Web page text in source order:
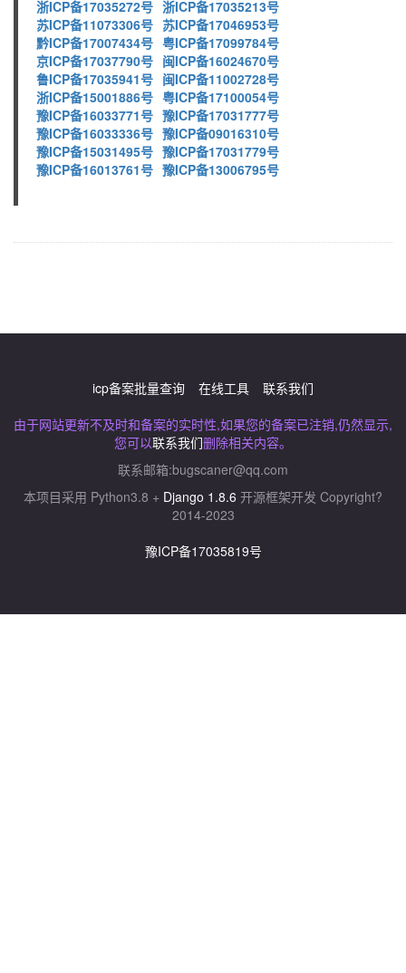
浙ICP备17035272号 浙ICP备17035213号
苏ICP备11073306号 苏ICP备17046953号
黔ICP备17007434号 粤ICP备17099784号
京ICP备17037790号 闽ICP备16024670号
鲁ICP备17035941号 闽ICP备11002728号
浙ICP备15001886号 粤ICP备17100054号
豫ICP备16033771号 豫ICP备17031777号
豫ICP备16033336号 豫ICP备09016310号
豫ICP备15031495号 豫ICP备17031779号
豫ICP备16013761号 豫ICP备13006795号
icp备案批量查询 在线工具
联系我们
由于网站更新不及时和备案的实时性,如果您的备案已注销,仍然显示,
您可以联系我们删除相关内容。
联系邮箱:bugscaner@qq.com
本项目采用 Python3.8 + Django 1.8.6 开源框架开发 Copyright?
2014-2023
豫ICP备17035819号